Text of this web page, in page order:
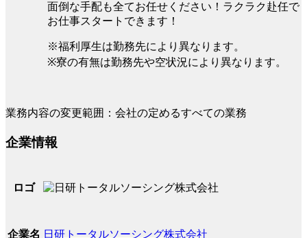
面倒な手配も全てお任せください！ラクラク赴任で
お仕事スタートできます！
※福利厚生は勤務先により異なります。
※寮の有無は勤務先や空状況により異なります。
業務内容の変更範囲：会社の定めるすべての業務
企業情報
ロゴ
企業名 日研トータルソーシング株式会社